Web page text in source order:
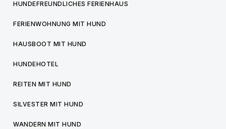
HUNDEFREUNDLICHES FERIENHAUS
FERIENWOHNUNG MIT HUND
HAUSBOOT MIT HUND
HUNDEHOTEL
REITEN MIT HUND
SILVESTER MIT HUND
WANDERN MIT HUND